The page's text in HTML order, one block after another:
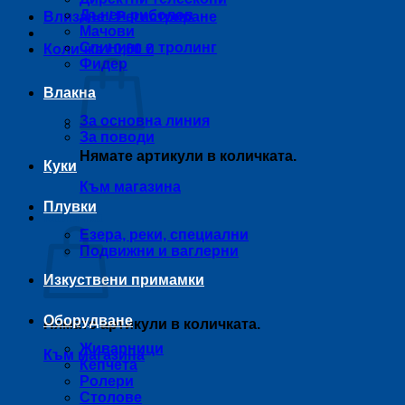
Влизане / Регистриране
Количка /0,00 €
Нямате артикули в количката.
Към магазина
Количка
Нямате артикули в количката.
Към магазина
Дънен риболов
Мачови
Спининг и тролинг
Фидер
Влакна
За основна линия
За поводи
Куки
Плувки
Езера, реки, специални
Подвижни и ваглерни
Изкуствени примамки
Оборудване
Живарници
Кепчета
Ролери
Столове